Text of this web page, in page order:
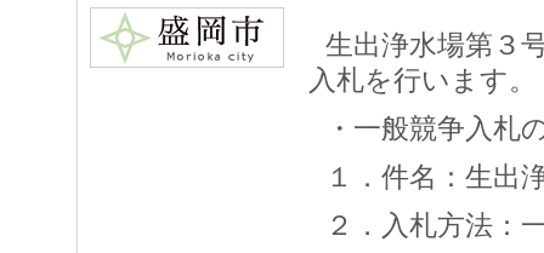
生出浄水場第３
入札を行います。
・一般競争入札
１．件名：生出
２．入札方法：